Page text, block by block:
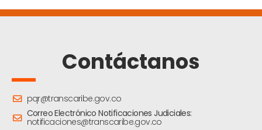
Contáctanos
pqr@transcaribe.gov.co
Correo Electrónico Notificaciones Judiciales:
notificaciones@transcaribe.gov.co